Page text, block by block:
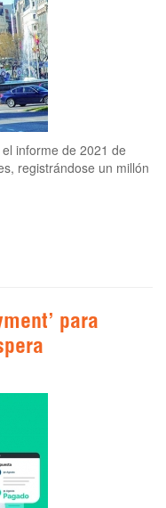
informe de 2021 de
registrándose un millón
para